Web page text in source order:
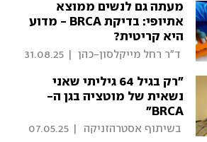
מעתה גם לנשים ממוצא
אתיופי: בדיקת BRCA - מדוע
היא קריטית?
ד"ר רחל מייקלסון-כהן 31.08.25
"רק בגיל 64 גיליתי שאני
נשאית של מוטציה בגן ה-
BRCA"
בשיתוף אסטרהזניקה 07.05.25